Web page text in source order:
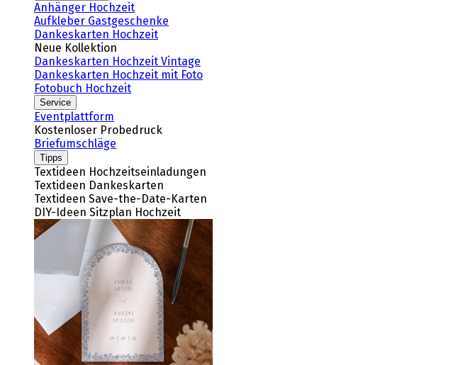
Anhänger Hochzeit
Aufkleber Gastgeschenke
Dankeskarten Hochzeit
Neue Kollektion
Dankeskarten Hochzeit Vintage
Dankeskarten Hochzeit mit Foto
Fotobuch Hochzeit
Service
Eventplattform
Kostenloser Probedruck
Briefumschläge
Tipps
Textideen Hochzeitseinladungen
Textideen Dankeskarten
Textideen Save-the-Date-Karten
DIY-Ideen Sitzplan Hochzeit